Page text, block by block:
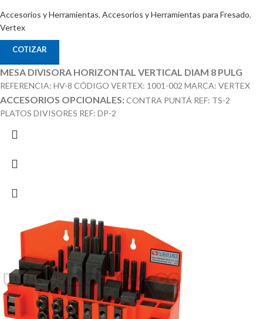
Accesorios y Herramientas, Accesorios y Herramientas para Fresado,
Vertex
COTIZAR
MESA DIVISORA HORIZONTAL VERTICAL DIAM 8 PULG
REFERENCIA: HV-8 CÓDIGO VERTEX: 1001-002 MARCA: VERTEX
ACCESORIOS OPCIONALES:CONTRA PUNTÁ REF: TS-2
PLATOS DIVISORES REF: DP-2